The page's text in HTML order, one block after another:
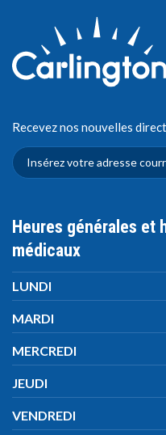
Recevez nos nouvelles
Heures générales et
médicaux
LUNDI
MARDI
MERCREDI
JEUDI
VENDREDI